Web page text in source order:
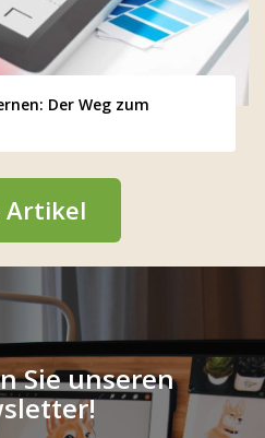
Der Weg zum
Artikel
Sie unseren